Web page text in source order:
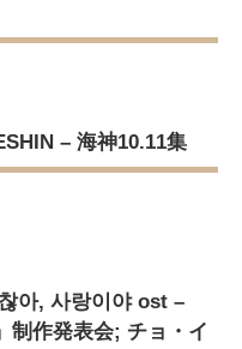
– 海神10.11集
아, 사랑이야 ost –
制作発表会; チョ・イ